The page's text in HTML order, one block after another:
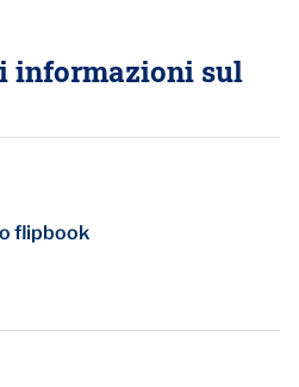
informazioni sul
flipbook